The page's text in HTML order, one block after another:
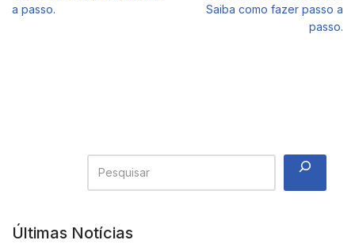
a passo.
Saiba como fazer passo a
passo.
Últimas Notícias